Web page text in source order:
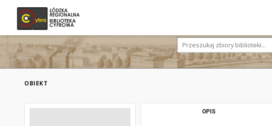
OBIEKT
OPIS